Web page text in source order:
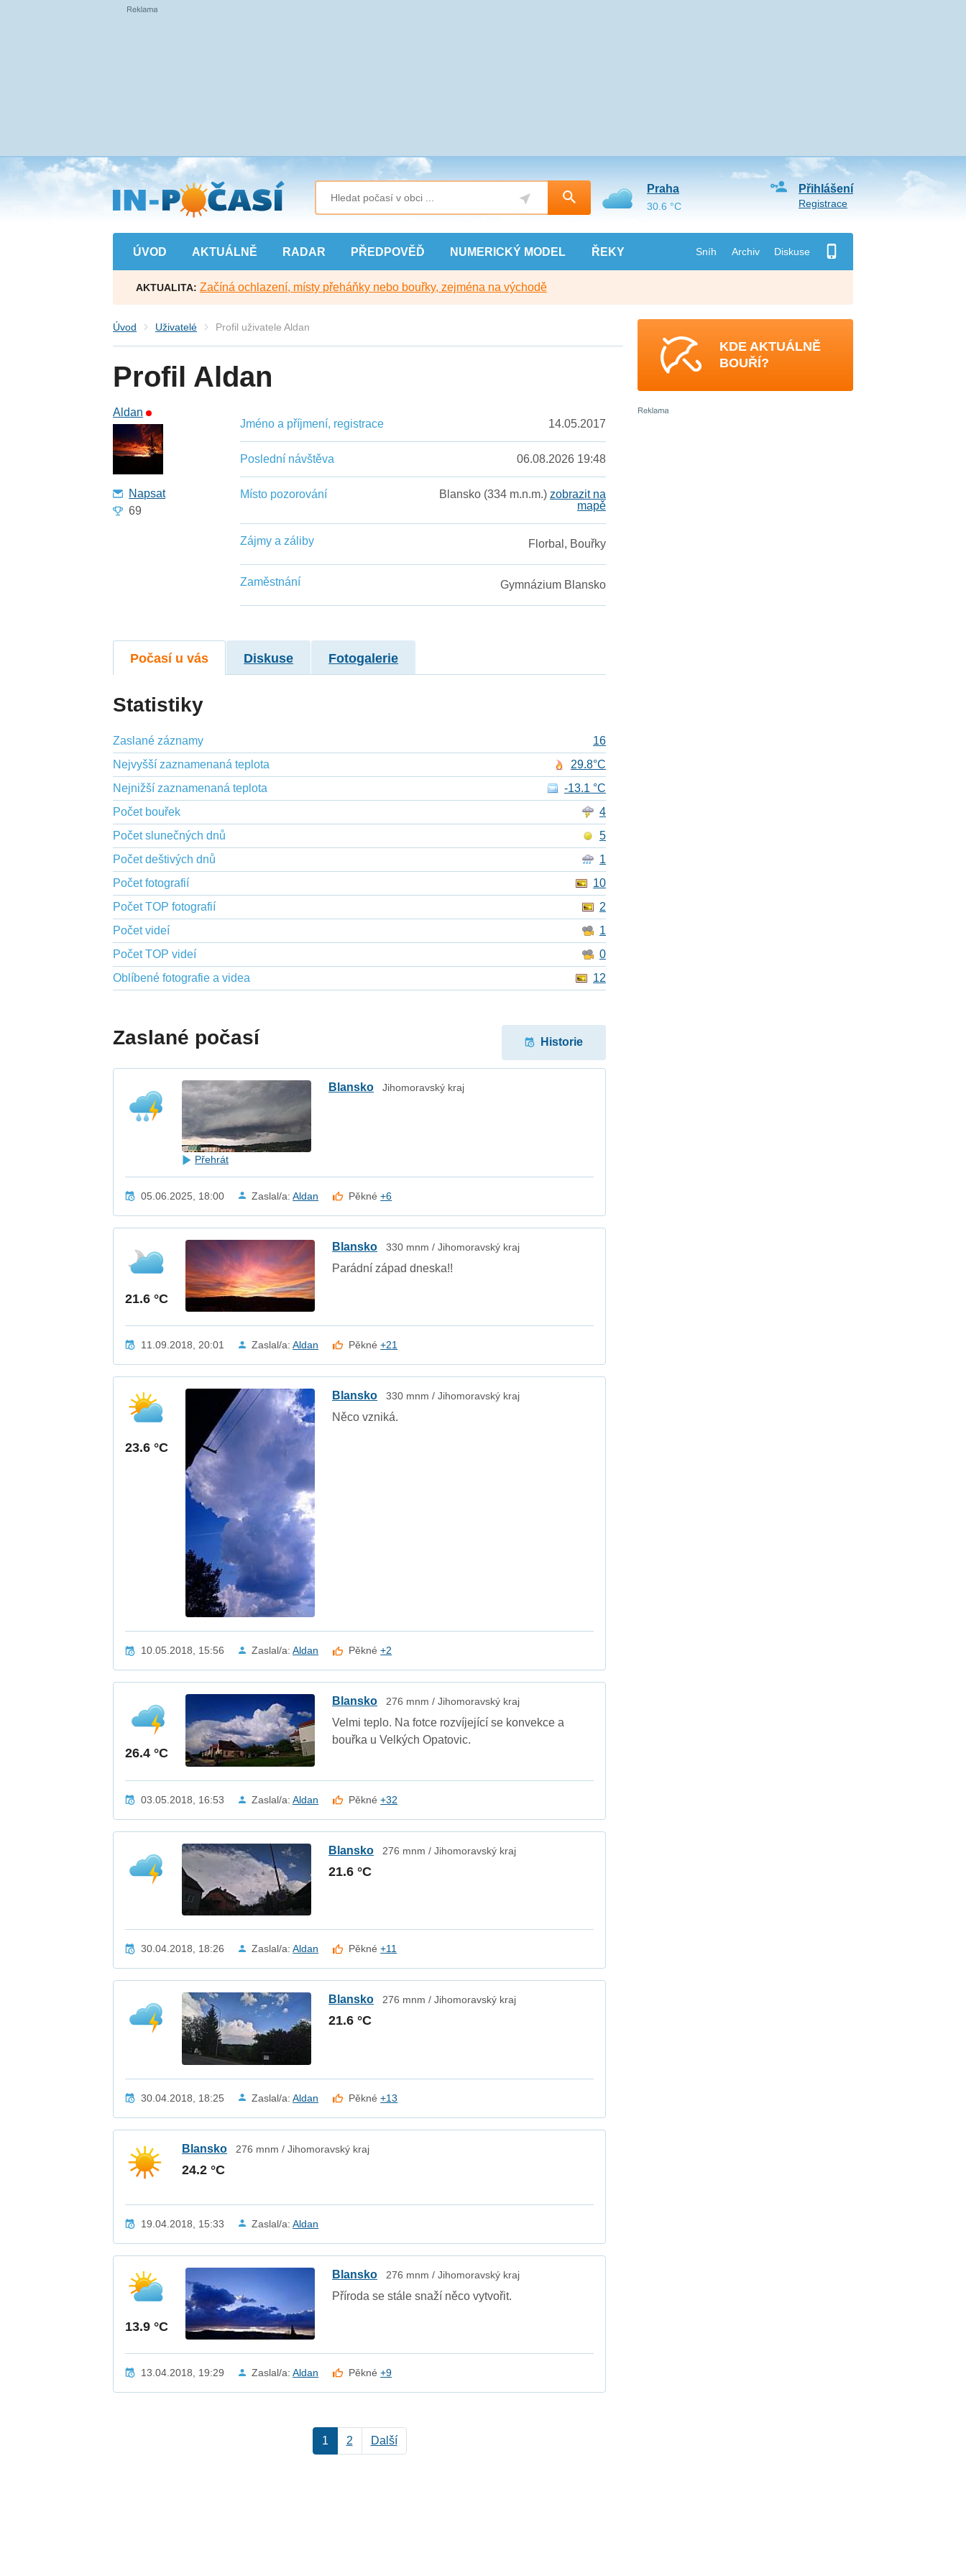
Přejít
na
hlavní
obsah
ÚVOD AKTUÁLNĚ RADAR PŘEDPOVĚĎ NUMERICKÝ MODEL ŘEKY Sníh Archiv Diskuse
Přihlášení
Registrace
Praha
30.6 °C
AKTUALITA: Začíná ochlazení, místy přeháňky nebo bouřky, zejména na východě
Úvod Uživatelé Profil uživatele Aldan
Profil Aldan
Aldan
Napsat
69
Jméno a příjmení, registrace 14.05.2017
Poslední návštěva 06.08.2026 19:48
Místo pozorování Blansko (334 m.n.m.) zobrazit na
mapě
Zájmy a záliby Florbal, Bouřky
Zaměstnání Gymnázium Blansko
Počasí u vás Diskuse Fotogalerie
Statistiky
Zaslané záznamy
16
Nejvyšší zaznamenaná teplota
29.8°C
Nejnižší zaznamenaná teplota
-13.1 °C
Počet bouřek
4
Počet slunečných dnů
5
Počet deštivých dnů
1
Počet fotografií
10
Počet TOP fotografií
2
Počet videí
1
Počet TOP videí
0
Oblíbené fotografie a videa
12
Zaslané počasí Historie
Přehrát
Blansko Jihomoravský kraj
05.06.2025, 18:00 Zaslal/a:Aldan Pěkné+6
21.6 °C
Blansko 330 mnm / Jihomoravský kraj
Parádní západ dneska!!
11.09.2018, 20:01 Zaslal/a:Aldan Pěkné+21
23.6 °C
Blansko 330 mnm / Jihomoravský kraj
Něco vzniká.
10.05.2018, 15:56 Zaslal/a:Aldan Pěkné+2
26.4 °C
Blansko 276 mnm / Jihomoravský kraj
Velmi teplo. Na fotce rozvíjející se konvekce a
bouřka u Velkých Opatovic.
03.05.2018, 16:53 Zaslal/a:Aldan Pěkné+32
Blansko 276 mnm / Jihomoravský kraj
21.6 °C
30.04.2018, 18:26 Zaslal/a:Aldan Pěkné+11
Blansko 276 mnm / Jihomoravský kraj
21.6 °C
30.04.2018, 18:25 Zaslal/a:Aldan Pěkné+13
Blansko 276 mnm / Jihomoravský kraj
24.2 °C
19.04.2018, 15:33 Zaslal/a:Aldan
13.9 °C
Blansko 276 mnm / Jihomoravský kraj
Příroda se stále snaží něco vytvořit.
13.04.2018, 19:29 Zaslal/a:Aldan Pěkné+9
1 2 Další
KDE AKTUÁLNĚ
BOUŘÍ?